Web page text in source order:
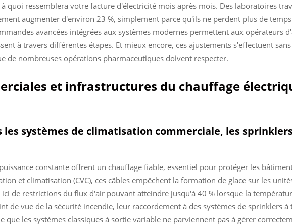
quoi ressemblera votre facture d'électricité mois après mois. Des laboratoires
augmenter d'environ 23 %, simplement parce qu'ils ne perdent plus de
avancées intégrées aux systèmes modernes permettent aux opérateurs
à travers différentes étapes. Et mieux encore, ces ajustements s'effectuent
de nombreuses opérations pharmaceutiques doivent respecter.
et infrastructures du chauffage
systèmes de climatisation commerciale, les
constante offrent un chauffage fiable, essentiel pour protéger les
et climatisation (CVC), ces câbles empêchent la formation de glace sur les
de restrictions du flux d'air pouvant atteindre jusqu'à 40 % lorsque la
de vue de la sécurité incendie, leur raccordement à des systèmes de sprinklers
que les systèmes classiques à sortie variable ne parviennent pas à gérer